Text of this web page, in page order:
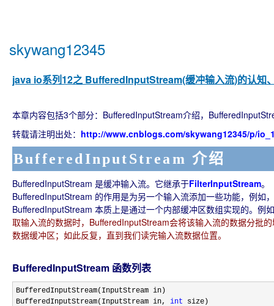
skywang12345
java io系列12之 BufferedInputStream(缓冲输入流)的认知
本章内容包括3个部分：BufferedInputStream介绍，
转载请注明出处： http://www.cnblogs.com/skywang12345/p/
BufferedInputStream 介绍
BufferedInputStream 是缓冲输入流。它继承于FilterInputStream。
BufferedInputStream 的作用是为另一个输入流添加一些功能，例如
BufferedInputStream 本质上是通过一个内部缓冲区数组实现的。例
取输入流的数据时，BufferedInputStream会将该输入流的数据分批
数据缓冲区；如此反复，直到我们读完输入流数据位置。
BufferedInputStream 函数列表
BufferedInputStream(InputStream in)
BufferedInputStream(InputStream in, int size)